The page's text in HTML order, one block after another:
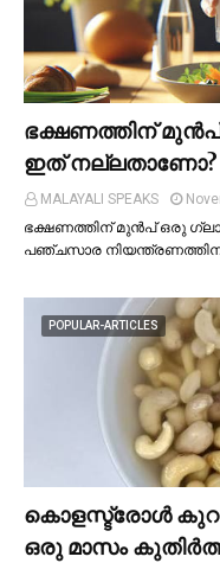
ഭക്ഷണത്തിന് മുന്‍പ്
ഇത് നല്ലതാണോ?
MALAYALI SPEAKS
ഭക്ഷണത്തിന് മുന്‍പ് ഒരു
പഞ്ചസാര
POPULAR-ARTICLES
കൊളസ്ട്രോള്‍
ഒരു മാസം